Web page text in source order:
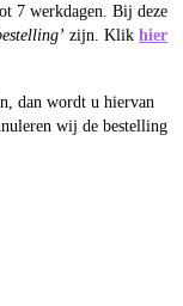
7 werkdagen. Bij deze
zijn. Klik hier
dan wordt u hiervan
wij de bestelling